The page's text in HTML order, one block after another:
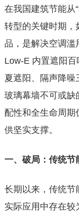
在我国建筑节能从
转型的关键时期，
品，是解决空调滥
Low-E 内置遮阳百
夏遮阳、隔声降噪
玻璃幕墙不可或缺
配性和全生命周期
供坚实支撑。
一、破局：传统节
长期以来，传统节
实际应用中存在较